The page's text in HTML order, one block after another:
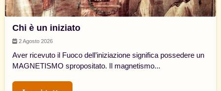
Chi è un iniziato
2 Agosto 2026
Aver ricevuto il Fuoco dell’iniziazione significa possedere un
MAGNETISMO spropositato. Il magnetismo...